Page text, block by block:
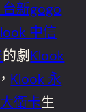
新gogo
中信
的劇Klook
， Klook 永
衛卡生